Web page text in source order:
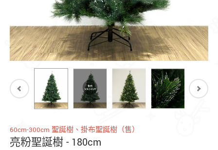
60cm-300cm 聖誕樹、掛布聖誕樹（售）
亮粉聖誕樹 - 180cm